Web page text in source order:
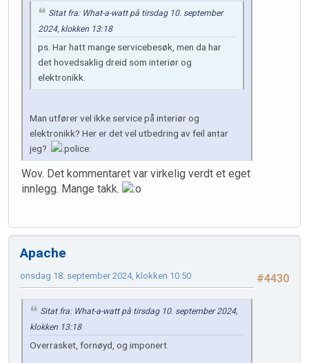
Sitat fra: What-a-watt på tirsdag 10. september
2024, klokken 13:18
ps. Har hatt mange servicebesøk, men da har
det hovedsaklig dreid som interiør og
elektronikk.
Man utfører vel ikke service på interiør og
elektronikk? Her er det vel utbedring av feil antar
jeg?
Wov. Det kommentaret var virkelig verdt et eget
innlegg. Mange takk.
Apache
#4430
onsdag 18. september 2024, klokken 10:50
Sitat fra: What-a-watt på tirsdag 10. september 2024,
klokken 13:18
Overrasket, fornøyd, og imponert.